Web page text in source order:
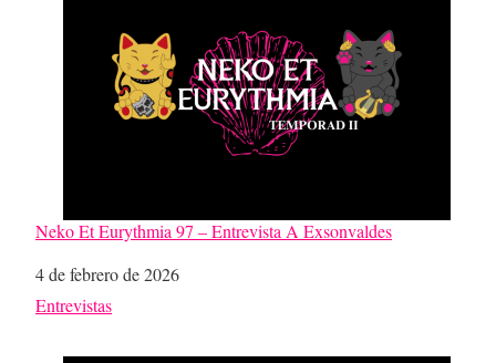
Neko Et Eurythmia 97 – Entrevista A Exsonvaldes
Fecha
4 de febrero de 2026
Respecto a
Entrevistas